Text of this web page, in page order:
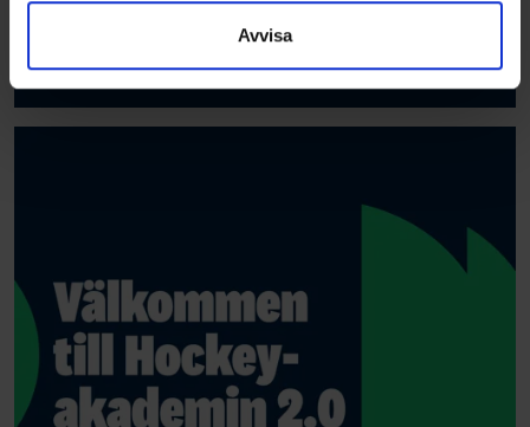
samlat in när du har använt deras tjänster.
Avvisa